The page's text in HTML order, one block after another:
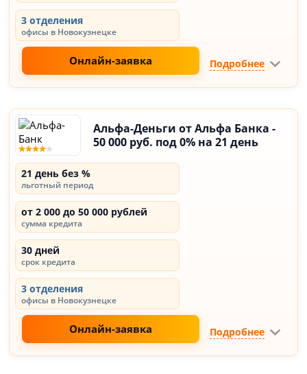
3 отделения
офисы в Новокузнецке
Онлайн-заявка Подробнее
Альфа-Деньги от Альфа Банка -
50 000 руб. под 0% на 21 день
21 день без %
льготный период
от 2 000 до 50 000 рублей
сумма кредита
30 дней
срок кредита
3 отделения
офисы в Новокузнецке
Онлайн-заявка Подробнее